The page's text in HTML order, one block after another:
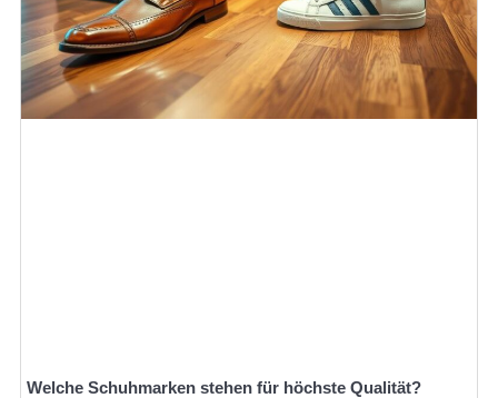
Welche Schuhmarken stehen für höchste Qualität?